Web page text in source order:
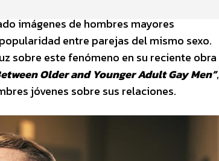
imágenes de hombres mayores
entre parejas del mismo sexo.
sobre este fenómeno en su reciente obra
Older and Younger Adult Gay Men”,
jóvenes sobre sus relaciones.